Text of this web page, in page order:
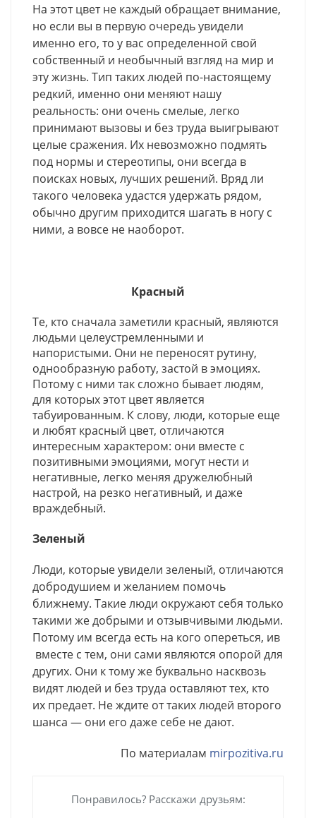
На этот цвет не каждый обращает внимание,
но если вы в первую очередь увидели
именно его, то у вас определенной свой
собственный и необычный взгляд на мир и
эту жизнь. Тип таких людей по-настоящему
редкий, именно они меняют нашу
реальность: они очень смелые, легко
принимают вызовы и без труда выигрывают
целые сражения. Их невозможно подмять
под нормы и стереотипы, они всегда в
поисках новых, лучших решений. Вряд ли
такого человека удастся удержать рядом,
обычно другим приходится шагать в ногу с
ними, а вовсе не наоборот.
Красный
Те, кто сначала заметили красный, являются
людьми целеустремленными и
напористыми. Они не переносят рутину,
однообразную работу, застой в эмоциях.
Потому с ними так сложно бывает людям,
для которых этот цвет является
табуированным. К слову, люди, которые еще
и любят красный цвет, отличаются
интересным характером: они вместе с
позитивными эмоциями, могут нести и
негативные, легко меняя дружелюбный
настрой, на резко негативный, и даже
враждебный.
Зеленый
Люди, которые увидели зеленый, отличаются
добродушием и желанием помочь
ближнему. Такие люди окружают себя только
такими же добрыми и отзывчивыми людьми.
Потому им всегда есть на кого опереться, ив
вместе с тем, они сами являются опорой для
других. Они к тому же буквально насквозь
видят людей и без труда оставляют тех, кто
их предает. Не ждите от таких людей второго
шанса — они его даже себе не дают.
По материалам mirpozitiva.ru
Понравилось? Расскажи друзьям: